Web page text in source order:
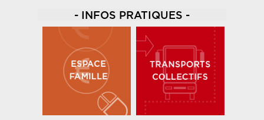
- INFOS PRATIQUES -